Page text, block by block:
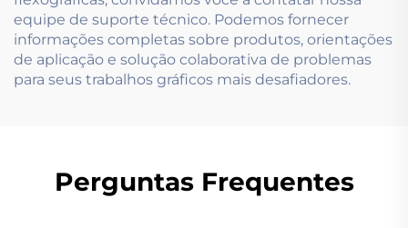
equipe de suporte técnico. Podemos fornecer
informações completas sobre produtos, orientações
de aplicação e solução colaborativa de problemas
para seus trabalhos gráficos mais desafiadores.
Perguntas Frequentes